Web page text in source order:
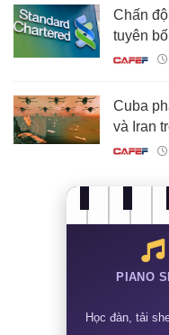
Chấn
tuyên
viên
Cuba
và Iran
PIANO
Học đàn, tải